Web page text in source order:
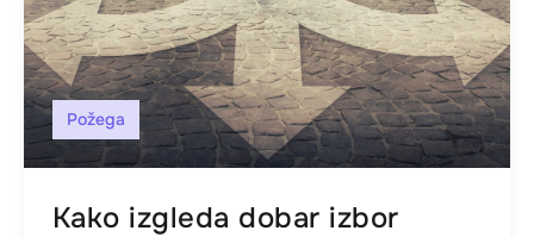
Požega
Kako izgleda dobar izbor